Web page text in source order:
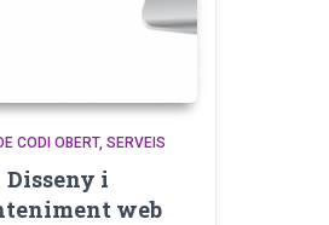
CODI OBERT SERVEIS
Disseny i
web